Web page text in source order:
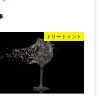
トリートメント